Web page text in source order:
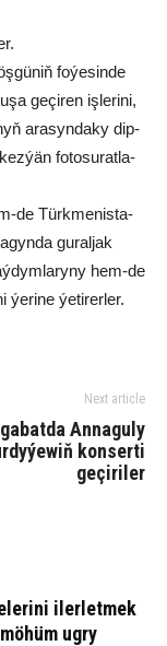
fo­ýe­sin­de
ge­çi­ren iş­le­ri­ni,
ara­syn­da­ky dip­
fo­to­su­rat­la­
de Türk­me­nis­ta­
gu­ral­jak
hem-de
ýe­ri­ne ýe­ti­rer­ler.
Next article
Annaguly
konserti
geçiriler
ilerletmek
ugry